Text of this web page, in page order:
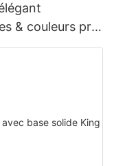
& couleurs prix